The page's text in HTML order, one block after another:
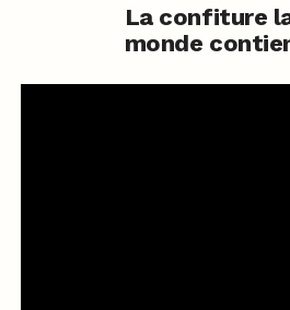
La confiture
monde